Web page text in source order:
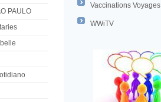
Vaccinations Voyages
WWiTV
PAULO